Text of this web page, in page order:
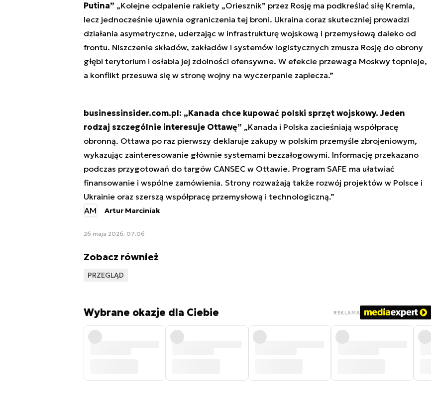
Putina” „Kolejne odpalenie rakiety „Oriesznik” przez Rosję ma podkreślać siłę Kremla,
lecz jednocześnie ujawnia ograniczenia tej broni. Ukraina coraz skuteczniej prowadzi
działania asymetryczne, uderzając w infrastrukturę wojskową i przemysłową daleko od
frontu. Niszczenie składów, zakładów i systemów logistycznych zmusza Rosję do obrony
głębi terytorium i osłabia jej zdolności ofensywne. W efekcie przewaga Moskwy topnieje,
a konflikt przesuwa się w stronę wojny na wyczerpanie zaplecza.”
businessinsider.com.pl: „Kanada chce kupować polski sprzęt wojskowy. Jeden
rodzaj szczególnie interesuje Ottawę” „Kanada i Polska zacieśniają współpracę
obronną. Ottawa po raz pierwszy deklaruje zakupy w polskim przemyśle zbrojeniowym,
wykazując zainteresowanie głównie systemami bezzałogowymi. Informację przekazano
podczas przygotowań do targów CANSEC w Ottawie. Program SAFE ma ułatwiać
finansowanie i wspólne zamówienia. Strony rozważają także rozwój projektów w Polsce i
Ukrainie oraz szerszą współpracę przemysłową i technologiczną.”
AM
Artur Marciniak
26 maja 2026, 07:06
Zobacz również
PRZEGLĄD
Wybrane okazje dla Ciebie REKLAMA